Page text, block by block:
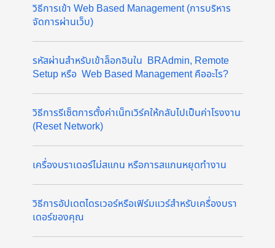
วิธีการเข้า Web Based Management (การบริหาร
จัดการผ่านเว็บ)
รหัสผ่านสำหรับเข้าล็อกอินใน BRAdmin, Remote
Setup หรือ Web Based Management คืออะไร?
วิธีการรีเซ็ตการตั้งค่าเน็ทเวิร์คให้กลับไปเป็นค่าโรงงาน
(Reset Network)
เครื่องบราเดอร์ไม่สแกน หรือการสแกนหยุดทำงาน
วิธีการอัปเดตไดรเวอร์หรือเฟิร์มแวร์สำหรับเครื่องบรา
เดอร์ของคุณ